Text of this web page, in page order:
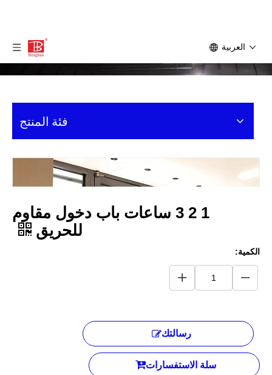
العربية
فئة المنتج
1 2 3 ساعات باب دخول مقاوم
للحريق
الكمية:
رسالتك
سلة الاستفسارات